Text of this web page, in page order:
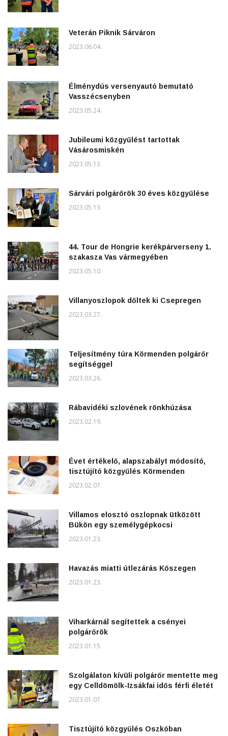
Veterán Piknik Sárváron
2023.06.04.
Élménydús versenyautó bemutató
Vasszécsenyben
2023.05.24.
Jubileumi közgyűlést tartottak
Vásárosmiskén
2023.05.13.
Sárvári polgárőrök 30 éves közgyűlése
2023.05.13.
44. Tour de Hongrie kerékpárverseny 1.
szakasza Vas vármegyében
2023.05.10.
Villanyoszlopok dőltek ki Csepregen
2023.03.27.
Teljesítmény túra Körmenden polgárőr
segítséggel
2023.03.26.
Rábavidéki szlovének rönkhúzása
2023.02.19.
Évet értékelő, alapszabályt módosító,
tisztújító közgyűlés Körmenden
2023.02.07.
Villamos elosztó oszlopnak ütközött
Bükön egy személygépkocsi
2023.01.23.
Havazás miatti útlezárás Kőszegen
2023.01.23.
Viharkárnál segítettek a csényei
polgárőrök
2023.01.15.
Szolgálaton kívüli polgárőr mentette meg
egy Celldömölk-Izsákfai idős férfi életét
2023.01.07.
Tisztújító közgyűlés Oszkóban